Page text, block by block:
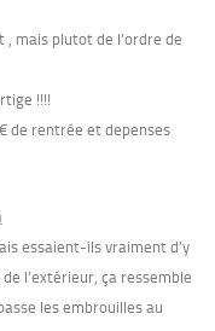
, mais plutot de l’ordre de
!!!!
de rentrée et depenses
essaient-ils vraiment d’y
l’extérieur, ça ressemble
les embrouilles au